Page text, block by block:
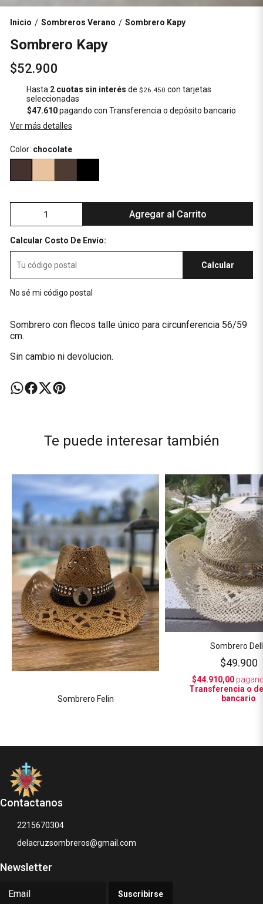
Inicio / Sombreros Verano / Sombrero Kapy
Sombrero Kapy
$52.900
Hasta 2 cuotas sin interés de $26.450 con tarjetas
seleccionadas
$47.610pagando con Transferencia o depósito bancario
Ver más detalles
Color: chocolate
Agregar al Carrito
Calcular Costo De Envío:
Calcular
No sé mi código postal
Sombrero con flecos talle único para circunferencia 56/59
cm.
Sin cambio ni devolucion.
Te puede interesar también
Sombrero Felin
Sombrero
$49.900
$44.910,00
Transferencia o
bancario
Contactanos
2215670304
delacruzsombreros@gmail.com
Newsletter
Suscribirse